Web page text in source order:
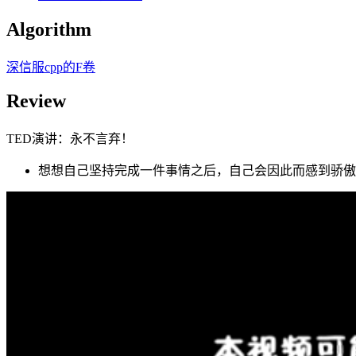
Algorithm
深信服cpp的F卷
Review
TED演讲：永不言弃！
想想自己坚持完成一件事情之后，自己会因此而感到骄